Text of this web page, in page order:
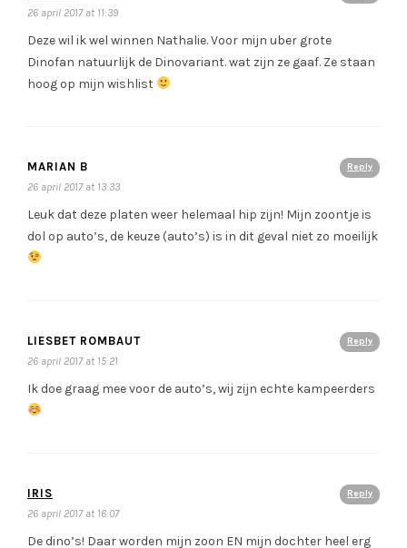
26 april 2017 at 11:39
Deze wil ik wel winnen Nathalie. Voor mijn uber grote
Dinofan natuurlijk de Dinovariant. wat zijn ze gaaf. Ze staan
hoog op mijn wishlist
Reply
MARIAN B
26 april 2017 at 13:33
Leuk dat deze platen weer helemaal hip zijn! Mijn zoontje is
dol op auto’s, de keuze (auto’s) is in dit geval niet zo moeilijk
Reply
LIESBET ROMBAUT
26 april 2017 at 15:21
Ik doe graag mee voor de auto’s, wij zijn echte kampeerders
Reply
IRIS
26 april 2017 at 16:07
De dino’s! Daar worden mijn zoon EN mijn dochter heel erg